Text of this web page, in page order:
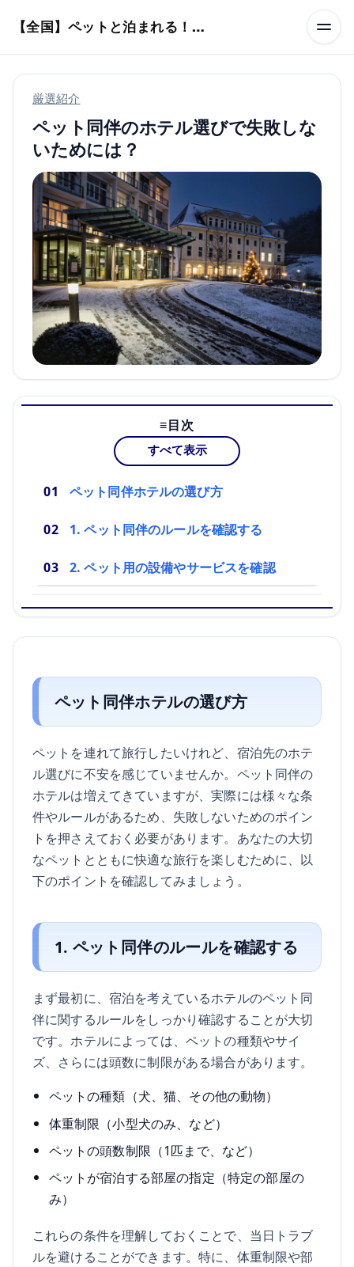
【全国】ペットと泊まれる！ホテル・旅館・ヴィラ
厳選紹介
ペット同伴のホテル選びで失敗しな
いためには？
目次
すべて表示
ペット同伴ホテルの選び方
1. ペット同伴のルールを確認する
2. ペット用の設備やサービスを確認
ペット同伴ホテルの選び方
ペットを連れて旅行したいけれど、宿泊先のホテ
ル選びに不安を感じていませんか。ペット同伴の
ホテルは増えてきていますが、実際には様々な条
件やルールがあるため、失敗しないためのポイン
トを押さえておく必要があります。あなたの大切
なペットとともに快適な旅行を楽しむために、以
下のポイントを確認してみましょう。
1. ペット同伴のルールを確認する
まず最初に、宿泊を考えているホテルのペット同
伴に関するルールをしっかり確認することが大切
です。ホテルによっては、ペットの種類やサイ
ズ、さらには頭数に制限がある場合があります。
ペットの種類（犬、猫、その他の動物）
体重制限（小型犬のみ、など）
ペットの頭数制限（1匹まで、など）
ペットが宿泊する部屋の指定（特定の部屋の
み）
これらの条件を理解しておくことで、当日トラブ
ルを避けることができます。特に、体重制限や部